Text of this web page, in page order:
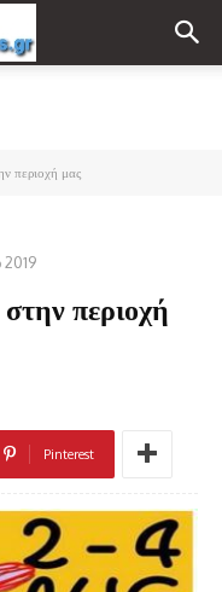
περιοχή μας
2019
περιοχή
Pinterest